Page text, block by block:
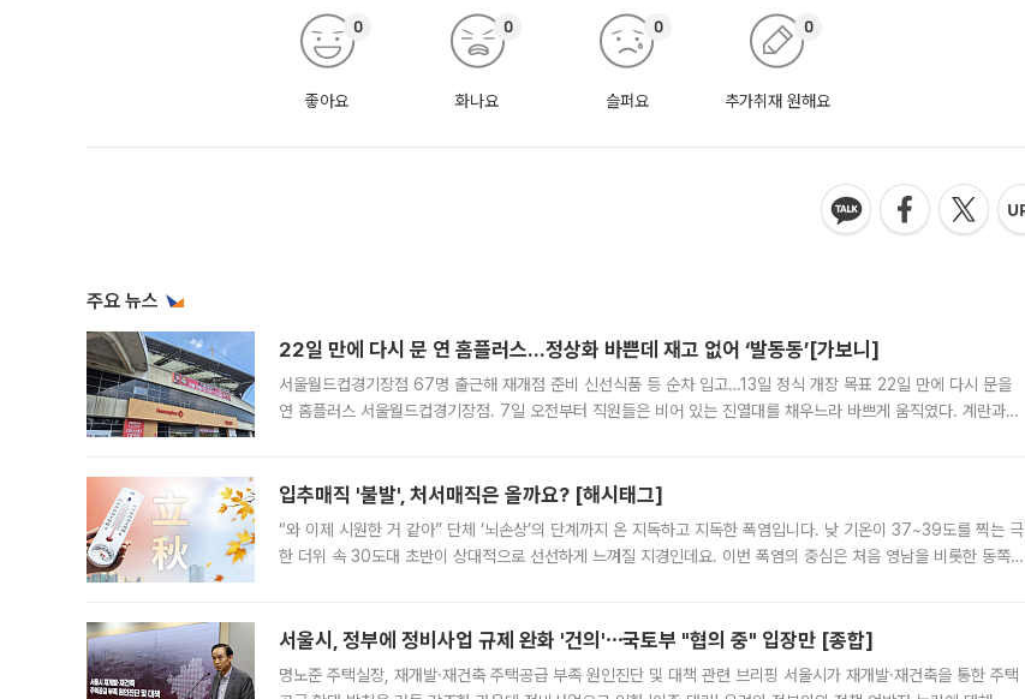
좋아요
0
화나요
0
슬퍼요
0
추가취재 원해요
0
주요 뉴스
22일 만에 다시 문 연 홈플러스…정상화 바쁜데 재고 없어 ‘발동동’[가보니]
서울월드컵경기장점 67명 출근해 재개점 준비 신선식품 등 순차 입고…13일 정식 개장 목표 22일 만에 다시 문을
연 홈플러스 서울월드컵경기장점. 7일 오전부터 직원들은 비어 있는 진열대를 채우느라 바쁘게 움직였다. 계란과
입추매직 '불발', 처서매직은 올까요? [해시태그]
“와 이제 시원한 거 같아” 단체 ‘뇌손상’의 단계까지 온 지독하고 지독한 폭염입니다. 낮 기온이 37~39도를 찍는 극
한 더위 속 30도대 초반이 상대적으로 선선하게 느껴질 지경인데요. 이번 폭염의 중심은 처음 영남을 비롯한 동쪽
서울시, 정부에 정비사업 규제 완화 '건의'⋯국토부 "협의 중" 입장만 [종합]
명노준 주택실장, 재개발·재건축 주택공급 부족 원인진단 및 대책 관련 브리핑 서울시가 재개발·재건축을 통한 주택